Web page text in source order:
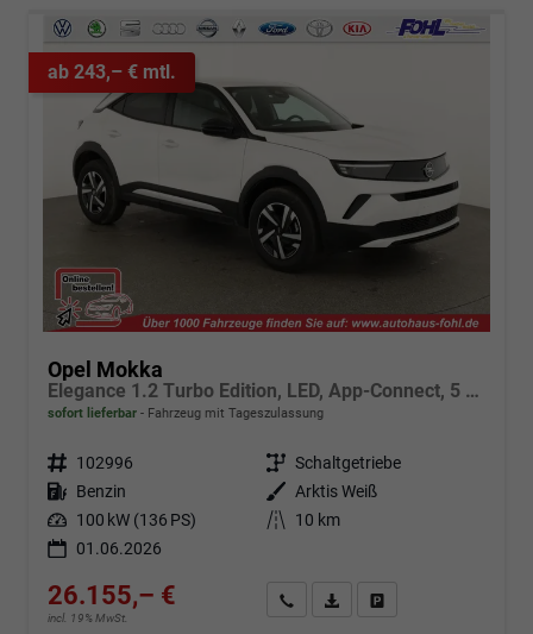
ab 243,– € mtl.
Opel Mokka
Elegance 1.2 Turbo Edition, LED, App-Connect, 5 J.-Garantie
sofort lieferbar Fahrzeug mit Tageszulassung
Fahrzeugnr. 102996 Getriebe Schaltgetriebe
Kraftstoff Benzin Außenfarbe Arktis Weiß
Leistung 100 kW (136 PS) Kilometerstand
10 km
01.06.2026
26.155,– €
incl. 19% MwSt.
Angebot anfordern
Fahrzeugexpose (PDF)